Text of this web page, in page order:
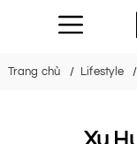
Trang chủ Lifestyle